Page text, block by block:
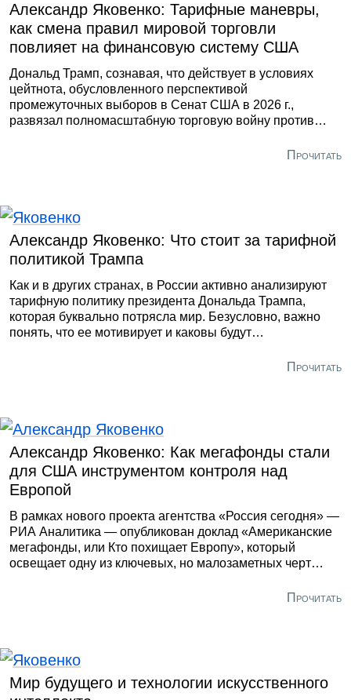
Александр Яковенко: Тарифные маневры,
как смена правил мировой торговли
повлияет на финансовую систему США
Дональд Трамп, сознавая, что действует в условиях
цейтнота, обусловленного перспективой
промежуточных выборов в Сенат США в 2026 г.,
развязал полномасштабную торговую войну против
крупному американскому бизнесу, который он призывал
в самих США, а также настроения американских
товары.
Прочитать
Александр Яковенко: Что стоит за тарифной
политикой Трампа
Как и в других странах, в России активно анализируют
тарифную политику президента Дональда Трампа,
которая буквально потрясла мир. Безусловно, важно
понять, что ее мотивирует и каковы будут
Прочитать
Александр Яковенко: Как мегафонды стали
для США инструментом контроля над
Европой
В рамках нового проекта агентства «Россия сегодня» —
РИА Аналитика — опубликован доклад «Американские
мегафонды, или Кто похищает Европу», который
освещает одну из ключевых, но малозаметных черт
после глобального финансового кризиса 2008 года. Это
Прочитать
Мир будущего и технологии искусственного